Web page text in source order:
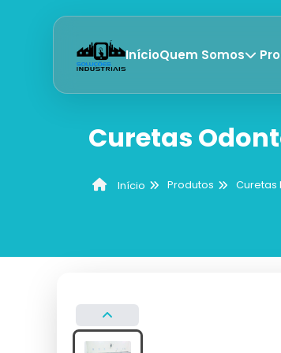
InícioQuem Somos
Curetas
Início Produtos Curetas